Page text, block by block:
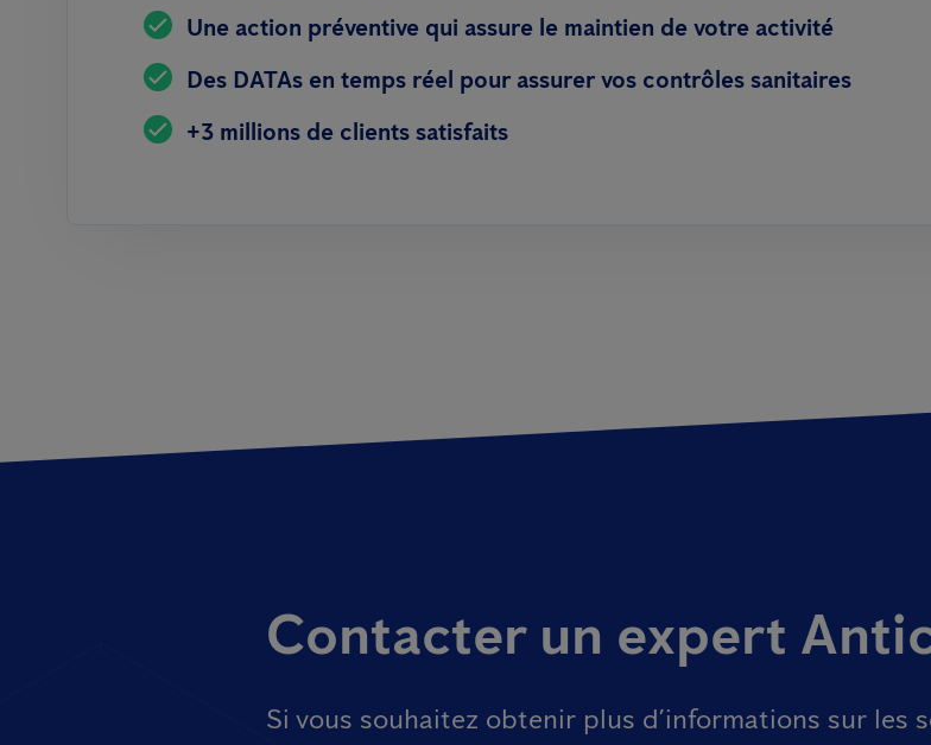
Une action préventive qui assure le maintien de votre activité
Des DATAs en temps réel pour assurer vos contrôles sanitaires
+3 millions de clients satisfaits
Contacter un expert
Si vous souhaitez obtenir plus d’informations sur les